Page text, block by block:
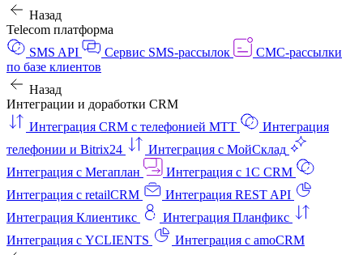
Назад
Telecom платформа
SMS API
Сервис SMS-рассылок
СМС-рассылки
по базе клиентов
Назад
Интеграции и доработки CRM
Интеграция CRM с телефонией МТТ
Интеграция
телефонии и Bitrix24
Интеграция с МойСклад
Интеграция с Мегаплан
Интеграция с 1C CRM
Интеграция с retailCRM
Интеграция REST API
Интеграция Клиентикс
Интеграция Планфикс
Интеграция с YCLIENTS
Интеграция с amoCRM